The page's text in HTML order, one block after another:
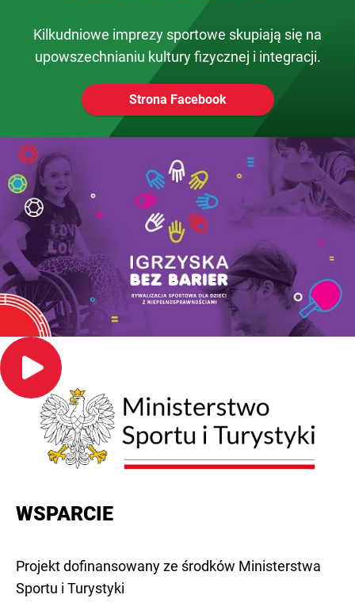
Kilkudniowe imprezy sportowe skupiają się na
upowszechnianiu kultury fizycznej i integracji.
Strona Facebook
WSPARCIE
Projekt dofinansowany ze środków Ministerstwa
Sportu i Turystyki